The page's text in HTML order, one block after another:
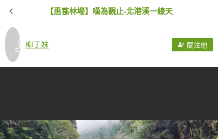
【惠蓀林場】嘆為觀止-北港溪一線天
柳丁妹 關注他